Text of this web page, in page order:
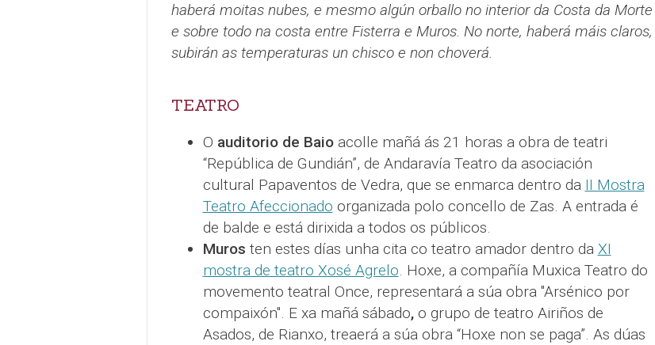
haberá moitas nubes, e mesmo algún orballo no interior da Costa da Morte
e sobre todo na costa entre Fisterra e Muros. No norte, haberá máis claros,
subirán as temperaturas un chisco e non choverá.
TEATRO
O auditorio de Baioacolle mañá ás 21 horas a obra de teatri
“República de Gundián”, de Andaravía Teatro da asociación
cultural Papaventos de Vedra, que se enmarca dentro da II Mostra
Teatro Afeccionado organizada polo concello de Zas. A entrada é
de balde e está dirixida a todos os públicos.
Muros ten estes días unha cita co teatro amador dentro da XI
mostra de teatro Xosé Agrelo. Hoxe, a compañía Muxica Teatro do
movemento teatral Once, representará a súa obra "Arsénico por
compaixón". E xa mañá sábado, o grupo de teatro Airiños de
Asados, de Rianxo, treaerá a súa obra “Hoxe non se paga”. As dúas